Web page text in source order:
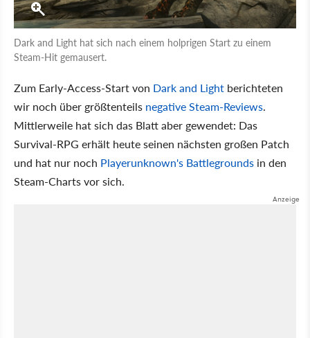
Dark and Light hat sich nach einem holprigen Start zu einem
Steam-Hit gemausert.
Zum Early-Access-Start von Dark and Light berichteten
wir noch über größtenteils negative Steam-Reviews.
Mittlerweile hat sich das Blatt aber gewendet: Das
Survival-RPG erhält heute seinen nächsten großen Patch
und hat nur noch Playerunknown's Battlegrounds in den
Steam-Charts vor sich.